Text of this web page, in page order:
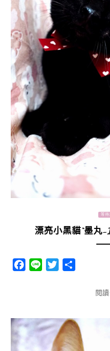
等待
漂亮小黑貓“墨丸-
Facebook
Line Twitter
閱